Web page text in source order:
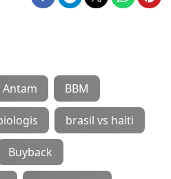
Antam BBM
brasil vs haiti
Buyback